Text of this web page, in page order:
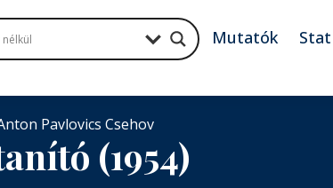
Mutatók Stat
Pavlovics Csehov
(1954)